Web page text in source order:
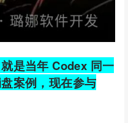
是当年 Codex 同一
案例，现在参与